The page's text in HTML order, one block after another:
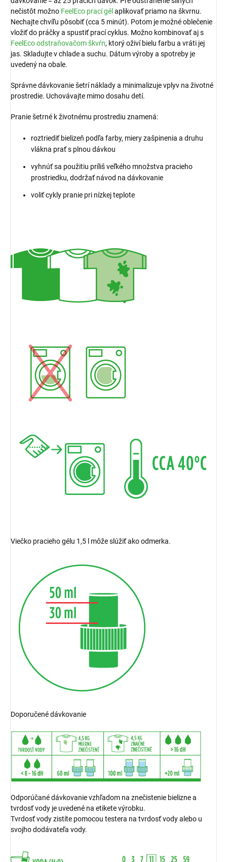
nečistôt možno FeelEco prací gél aplikovať priamo na škvrnu.
Nechajte chvíľu pôsobiť (cca 5 minút). Potom je možné oblečenie
vložiť do práčky a spustiť prací cyklus. Možno kombinovať aj s
FeelEco odstraňovačom škvŕn, ktorý oživí bielu farbu a vráti jej
jas. Skladujte v chlade a suchu. Dátum výroby a spotreby je
uvedený na obale.
Správne dávkovanie šetrí náklady a minimalizuje vplyv na životné
prostredie. Uchovávajte mimo dosahu detí.
Pranie šetrné k životnému prostrediu znamená:
roztriediť bielizeň podľa farby, miery zašpinenia a druhu
vlákna prať s plnou dávkou
vyhnúť sa použitiu príliš veľkého množstva pracieho
prostriedku, dodržať návod na dávkovanie
voliť cykly pranie pri nízkej teplote
Viečko pracieho gélu 1,5 l môže slúžiť ako odmerka.
Doporučené dávkovanie
Odporúčané dávkovanie vzhľadom na znečistenie bielizne a
tvrdosť vody je uvedené na etikete výrobku.
Tvrdosť vody zistíte pomocou testera na tvrdosť vody alebo u
svojho dodávateľa vody.